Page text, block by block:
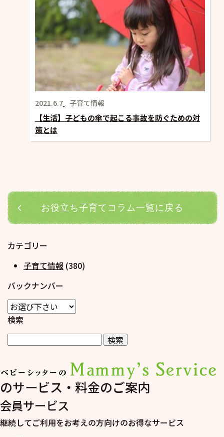
2021.6.7 子育て情報
【生活】子どもの傘で起こる事故を防ぐための対
策とは
お役立ち子育てコラム一覧に戻る
カテゴリー
子育て情報 (380)
バックナンバー
検索
のサービス・料金のご案内
会員サービス
継続してご利用をお考えの方向けのお得なサービス